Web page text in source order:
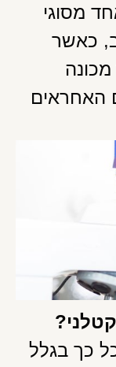
מסוגי
כאשר
האחראים
כך בגלל